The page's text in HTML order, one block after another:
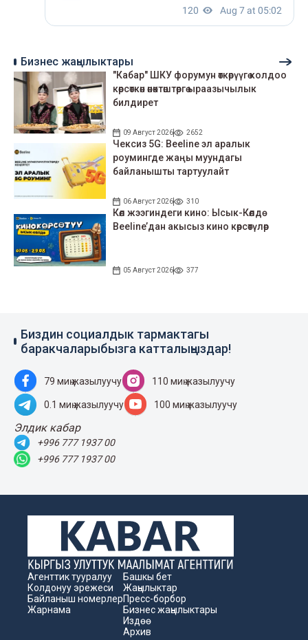
Бизнес жаңылыктары
"Кабар" ШКУ форумун өткөрүүгө колдоо
көрсөткөн өнөктөштөргө ыраазычылык
билдирет
09 Август 2026 2652
Чексиз 5G: Beeline эл аралык
роумингде жаңы муундагы
байланышты тартуулайт
06 Август 2026 310
Көл жээгиндеги кино: Ысык-Көлдө
Beeline’дан акысыз кино көрсөтүлөр
05 Август 2026 377
Биздин социалдык тармактагы
баракчаларыбызга катталыңыздар!
79 миң жазылуучу 110 миң жазылуучу
0.1 миң жазылуучу 100 миң жазылуучу
Элдик кабар
+996 777 1937 00
+996 777 1937 00
Агенттик тууралуу
Колдонуу эрежеси
Байланыш номерлер
Жарнама
Башкы бет
Жаңылыктар
Пресс-борбор
Бизнес жаңылыктары
Издөө
Архив